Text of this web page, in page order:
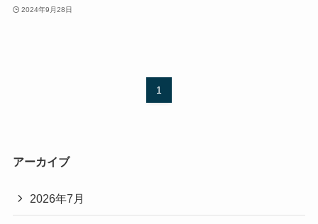
2024年9月28日
1
アーカイブ
2026年7月